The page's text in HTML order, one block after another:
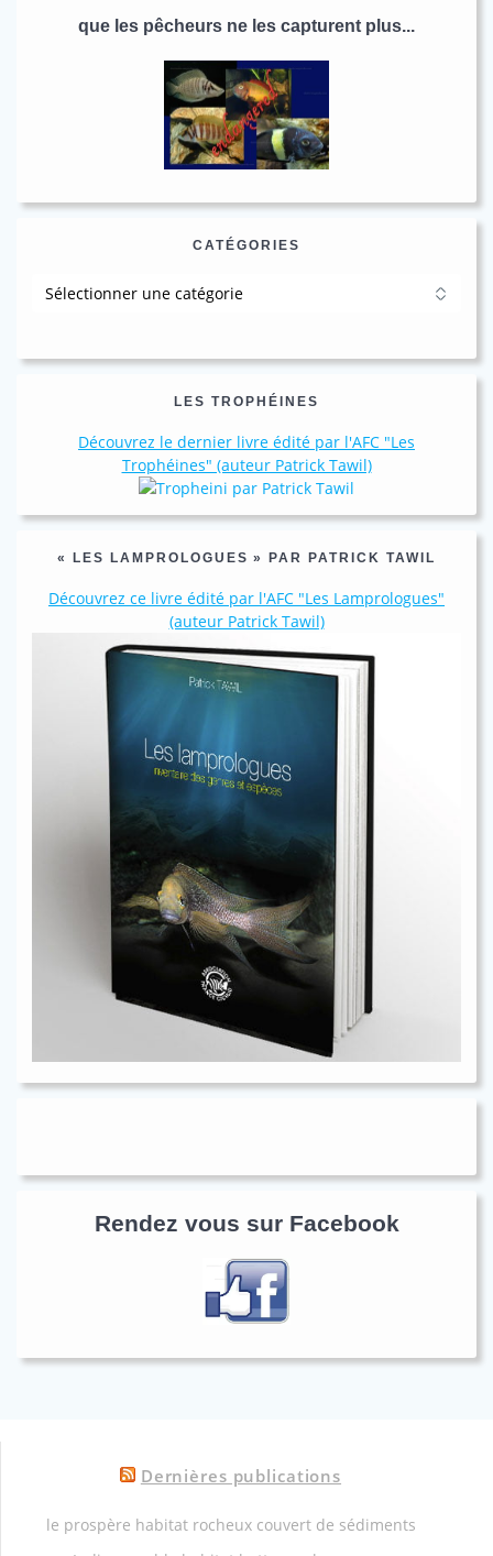
que les pêcheurs ne les capturent plus...
CATÉGORIES
LES TROPHÉINES
Découvrez le dernier livre édité par l'AFC "Les
Trophéines" (auteur Patrick Tawil)
« LES LAMPROLOGUES » PAR PATRICK TAWIL
Découvrez ce livre édité par l'AFC "Les Lamprologues"
(auteur Patrick Tawil)
Rendez vous sur Facebook
Dernières publications
le prospère habitat rocheux couvert de sédiments